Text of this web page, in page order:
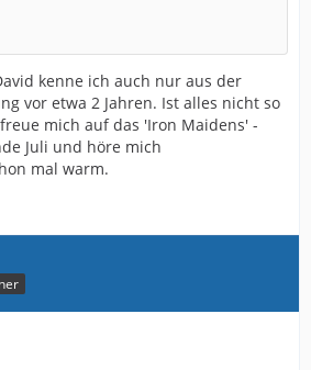
kenne ich auch nur aus der
vor etwa 2 Jahren. Ist alles nicht so
mich auf das 'Iron Maidens' -
Juli und höre mich
mal warm.